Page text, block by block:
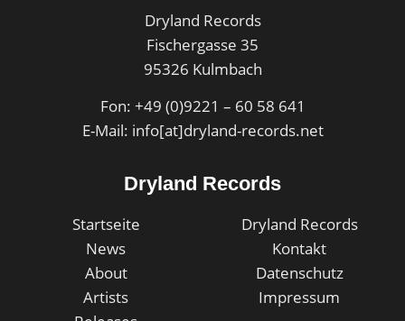
Dryland Records
Fischergasse 35
95326 Kulmbach
Fon: +49 (0)9221 – 60 58 641
E-Mail: info[at]dryland-records.net
Dryland Records
Startseite
News
About
Artists
Dryland Records
Kontakt
Datenschutz
Impressum